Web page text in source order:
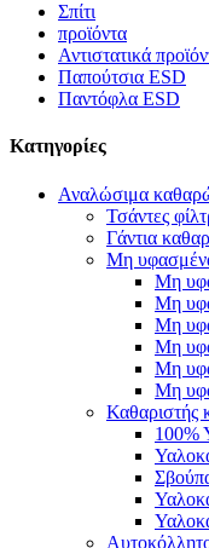
Σπίτι
προϊόντα
Αντιστατικά
Παπούτσια ESD
Παντόφλα ESD
Κατηγορίες
Αναλώσιμα
Τσάντες
Γάντια
Μη
Μη
Μη
Μη
Μη
Μη
Μη
Καθαριστής
100%